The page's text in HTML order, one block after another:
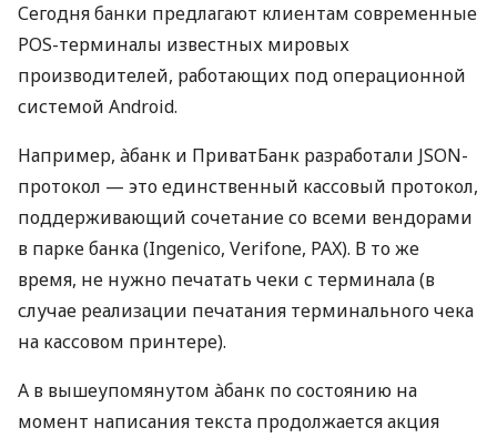
Сегодня банки предлагают клиентам современные
POS-терминалы известных мировых
производителей, работающих под операционной
системой Android.
Например, àбанк и ПриватБанк разработали JSON-
протокол — это единственный кассовый протокол,
поддерживающий сочетание со всеми вендорами
в парке банка (Ingenico, Verifone, PAX). В то же
время, не нужно печатать чеки с терминала (в
случае реализации печатания терминального чека
на кассовом принтере).
А в вышеупомянутом àбанк по состоянию на
момент написания текста продолжается акция